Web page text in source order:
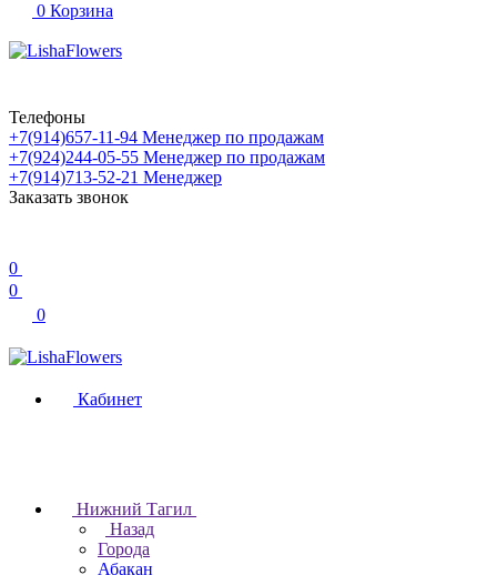
0 Корзина
Телефоны
+7(914)657-11-94 Менеджер по продажам
+7(924)244-05-55 Менеджер по продажам
+7(914)713-52-21 Менеджер
Заказать звонок
0
0
0
Кабинет
Нижний Тагил
Назад
Города
Абакан